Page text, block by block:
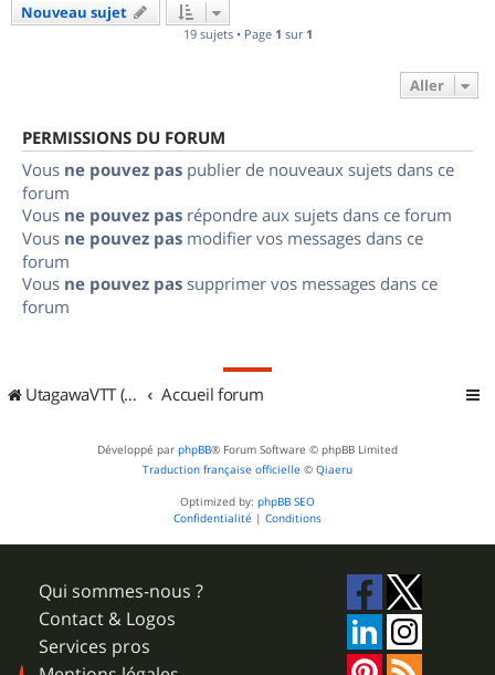
Nouveau sujet
19 sujets • Page 1 sur 1
Aller
PERMISSIONS DU FORUM
Vous ne pouvez pas publier de nouveaux sujets dans ce
forum
Vous ne pouvez pas répondre aux sujets dans ce forum
Vous ne pouvez pas modifier vos messages dans ce
forum
Vous ne pouvez pas supprimer vos messages dans ce
forum
UtagawaVTT (Randos VTT et VTTAE avec traces GPS) Accueil forum
Développé par phpBB® Forum Software © phpBB Limited
Traduction française officielle © Qiaeru
Optimized by: phpBB SEO
Confidentialité | Conditions
Qui sommes-nous ?
Contact & Logos
Services pros